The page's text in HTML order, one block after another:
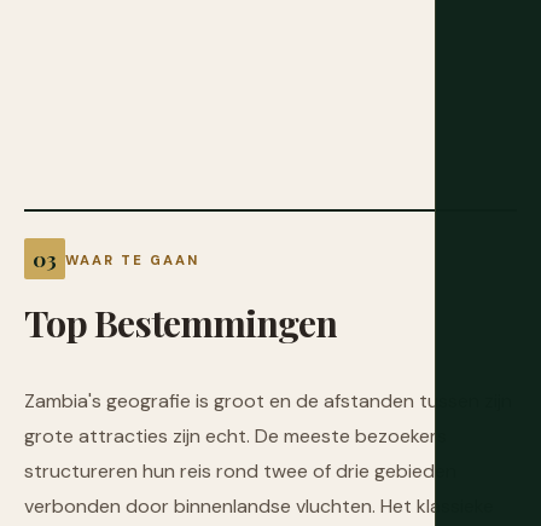
WAAR TE GAAN
TopBestemmingen
Zambia's geografie is groot en de afstanden tussen zijn
grote attracties zijn echt. De meeste bezoekers
structureren hun reis rond twee of drie gebieden
verbonden door binnenlandse vluchten. Het klassieke